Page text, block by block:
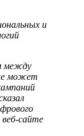
и
между
может
веб-сайте